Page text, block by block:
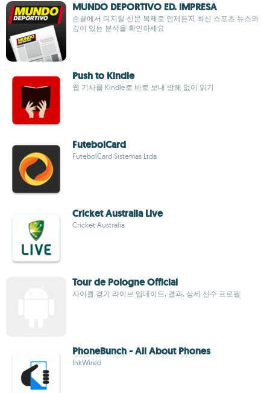
MUNDO DEPORTIVO ED. IMPRESA
손끝에서 디지털 신문 복제로 언제든지 최신 스포츠 뉴스와
깊이 있는 분석을 확인하세요
Push to Kindle
웹 기사를 Kindle로 바로 보내 방해 없이 읽기
FutebolCard
FutebolCard Sistemas Ltda
Cricket Australia Live
Cricket Australia
Tour de Pologne Official
사이클 경기 라이브 업데이트, 결과, 상세 선수 프로필
PhoneBunch - All About Phones
InkWired